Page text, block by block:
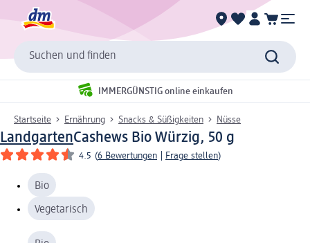
Suchen und finden
IMMERGÜNSTIG online einkaufen
Startseite Ernährung Snacks & Süßigkeiten Nüsse
LandgartenCashews Bio Würzig, 50 g
4.5 (6 Bewertungen Frage stellen)
Bio
Vegetarisch